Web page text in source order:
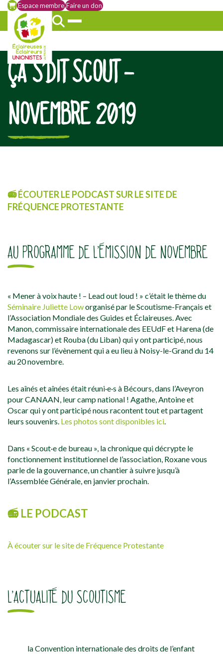
Espace membre Faire un don
ÇA S’DIT SCOUT –
NOVEMBRE 2019
📻ÉCOUTER LE PODCAST SUR LE SITE DE
FRÉQUENCE PROTESTANTE
AU PROGRAMME DE L’ÉMISSION DE NOVEMBRE
« Mener à voix haute ! – Lead out loud ! » c’était le thème du
Séminaire Juliette Loworganisé par le Scoutisme-Français et
l’Association Mondiale des Guides et Éclaireuses. Avec
Manon, commissaire internationale des EEUdF et Harena (de
Madagascar) et Rouba (du Liban) qui y ont participé, nous
revenons sur l’évènement qui a eu lieu à Noisy-le-Grand du 14
au 20 novembre.
Les aînés et aînées était réuni·e·s à Bécours, dans l’Aveyron
pour CANAAN, leur camp national ! Agathe, Antoine et
Oscar qui y ont participé nous racontent tout et partagent
leurs souvenirs. Les photos sont disponibles ici.
Dans « Scout·e de bureau », la chronique qui décrypte le
fonctionnement institutionnel de l’association, Roxane vous
parle de la gouvernance, un chantier à suivre jusqu’à
l’Assemblée Générale, en janvier prochain.
📻 LE PODCAST
À écouter sur le site de Fréquence Protestante
L’ACTUALITÉ DU SCOUTISME
la Convention internationale des droits de l’enfant